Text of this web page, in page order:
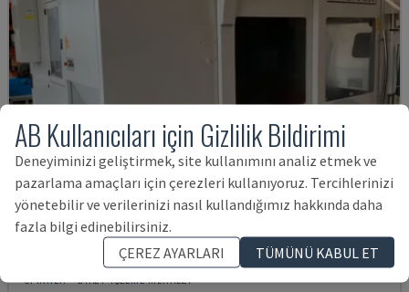
SPINNER - DIKEY İŞLEME MERKEZI
AB Kullanıcıları için Gizlilik Bildirimi
Deneyiminizi geliştirmek, site kullanımını analiz etmek ve
pazarlama amaçları için çerezleri kullanıyoruz. Tercihlerinizi
yönetebilir ve verilerinizi nasıl kullandığımız hakkında daha
fazla bilgi edinebilirsiniz.
ÇEREZ AYARLARI
TÜMÜNÜ KABUL ET